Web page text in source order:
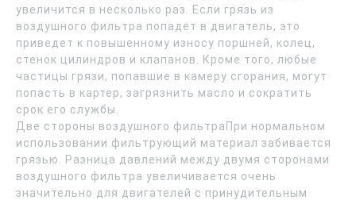
увеличится в несколько раз. Если грязь из
воздушного фильтра попадет в двигатель, это
приведет к повышенному износу поршней, колец,
стенок цилиндров и клапанов. Кроме того, любые
частицы грязи, попавшие в камеру сгорания, могут
попасть в картер, загрязнить масло и сократить
срок его службы.
Две стороны воздушного фильтраПри нормальном
использовании фильтрующий материал забивается
грязью. Разница давлений между двумя сторонами
воздушного фильтра увеличивается очень
значительно для двигателей с принудительным